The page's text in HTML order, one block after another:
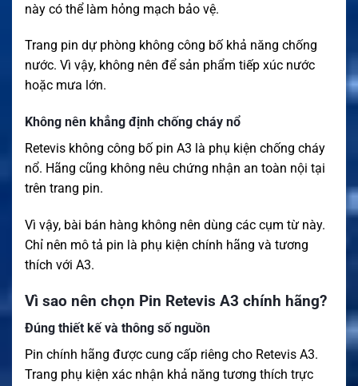
này có thể làm hỏng mạch bảo vệ.
Trang pin dự phòng không công bố khả năng chống
nước. Vì vậy, không nên để sản phẩm tiếp xúc nước
hoặc mưa lớn.
Không nên khẳng định chống cháy nổ
Retevis không công bố pin A3 là phụ kiện chống cháy
nổ. Hãng cũng không nêu chứng nhận an toàn nội tại
trên trang pin.
Vì vậy, bài bán hàng không nên dùng các cụm từ này.
Chỉ nên mô tả pin là phụ kiện chính hãng và tương
thích với A3.
Vì sao nên chọn Pin Retevis A3 chính hãng?
Đúng thiết kế và thông số nguồn
Pin chính hãng được cung cấp riêng cho Retevis A3.
Trang phụ kiện xác nhận khả năng tương thích trực